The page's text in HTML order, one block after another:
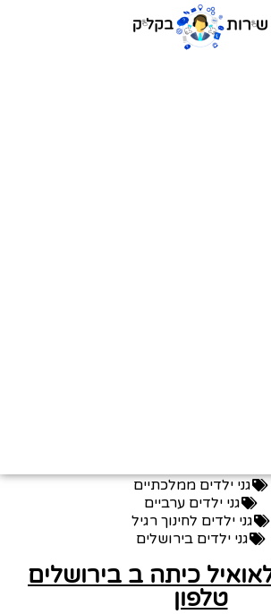
גני ילדים ממלכתיים
גני ילדים ערביים
גני ילדים לחינוך רגיל
גני ילדים בירושלים
כיתה ב בירושלים
טלפון